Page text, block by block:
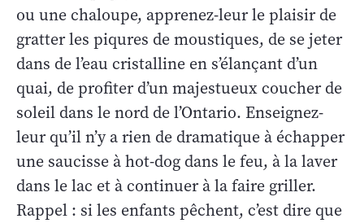
ou une chaloupe, apprenez-leur le plaisir de
gratter les piqures de moustiques, de se jeter
dans de l’eau cristalline en s’élançant d’un
quai, de profiter d’un majestueux coucher de
soleil dans le nord de l’Ontario. Enseignez-
leur qu’il n’y a rien de dramatique à échapper
une saucisse à hot-dog dans le feu, à la laver
dans le lac et à continuer à la faire griller.
Rappel : si les enfants pêchent, c’est dire que